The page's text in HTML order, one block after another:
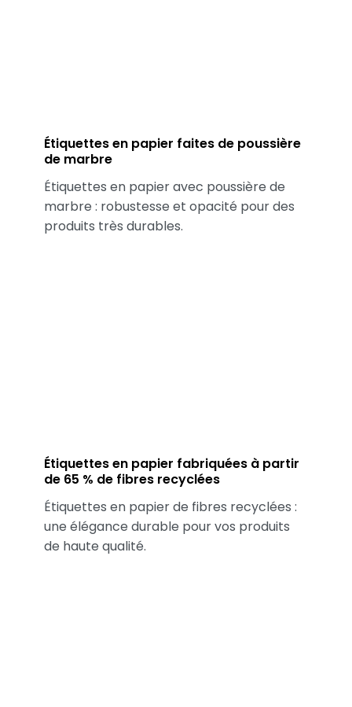
Étiquettes en papier faites de poussière
de marbre
Étiquettes en papier avec poussière de
marbre : robustesse et opacité pour des
produits très durables.
Étiquettes en papier fabriquées à partir
de 65 % de fibres recyclées
Étiquettes en papier de fibres recyclées :
une élégance durable pour vos produits
de haute qualité.